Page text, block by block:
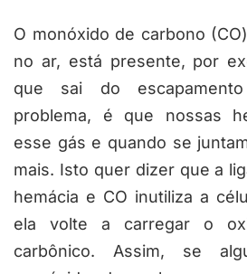
O monóxido de carbono
no ar, está presente, por
que sai do
problema, é que nossas
esse gás e quando se
mais. Isto quer dizer que a
hemácia e CO inutiliza a
ela volte a carregar o
carbônico. Assim, se